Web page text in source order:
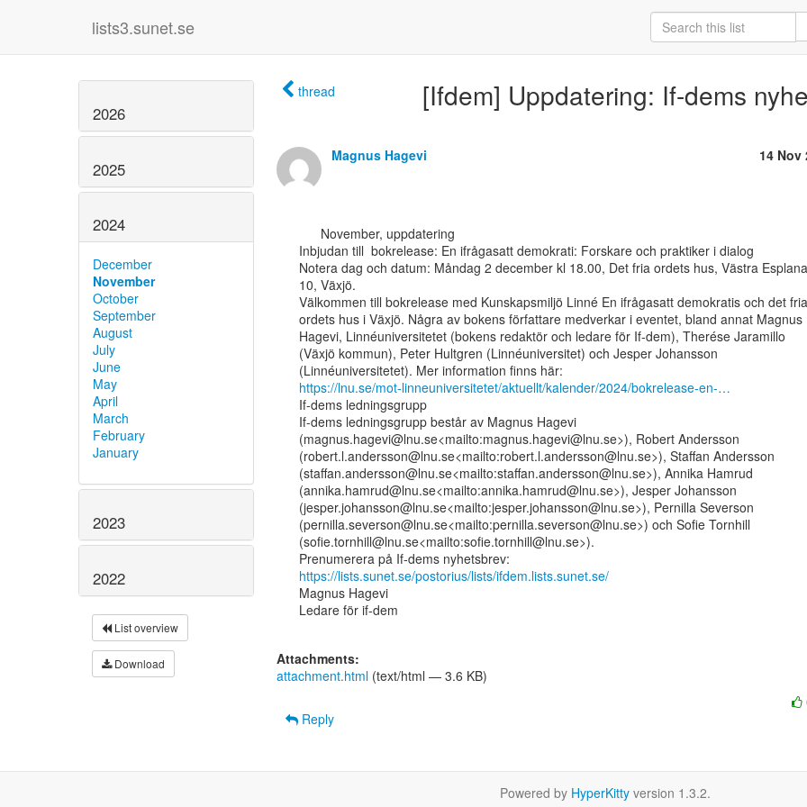
lists3.sunet.se
2026
2025
2024
December
November
October
September
August
July
June
May
April
March
February
January
2023
2022
List overview
Download
thread [Ifdem] Uppdatering: If-dems
Magnus Hagevi 14 Nov
Inbjudan till  bokrelease: En ifrågasatt demokrati: Forskare och praktiker i dialog
Notera dag och datum: Måndag 2 december kl 18.00, Det fria ordets hus, Västra
10, Växjö.
Välkommen till bokrelease med Kunskapsmiljö Linné En ifrågasatt demokratis och det fria
ordets hus i Växjö. Några av bokens författare medverkar i eventet, bland annat Magnus
Hagevi, Linnéuniversitetet (bokens redaktör och ledare för If-dem), Therése Jaramillo
(Växjö kommun), Peter Hultgren (Linnéuniversitet) och Jesper Johansson
https://lnu.se/mot-linneuniversitetet/aktuellt/kalender/2024/bokrelease-en-…
If-dems ledningsgrupp
If-dems ledningsgrupp består av Magnus Hagevi
(magnus.hagevi@lnu.se<mailto:magnus.hagevi@lnu.se>), Robert Andersson
(robert.l.andersson@lnu.se<mailto:robert.l.andersson@lnu.se>), Staffan Andersson
(staffan.andersson@lnu.se<mailto:staffan.andersson@lnu.se>), Annika Hamrud
(annika.hamrud@lnu.se<mailto:annika.hamrud@lnu.se>), Jesper Johansson
(jesper.johansson@lnu.se<mailto:jesper.johansson@lnu.se>), Pernilla Severson
(pernilla.severson@lnu.se<mailto:pernilla.severson@lnu.se>) och Sofie Tornhill
(sofie.tornhill@lnu.se<mailto:sofie.tornhill@lnu.se>).
https://lists.sunet.se/postorius/lists/ifdem.lists.sunet.se/
Magnus Hagevi
Ledare för if-dem
Attachments:
attachment.html (text/html — 3.6 KB)
Reply
Powered by HyperKitty version 1.3.2.